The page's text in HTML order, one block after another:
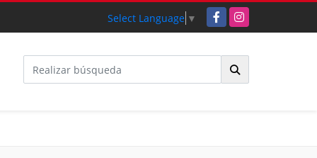
Select Language ▼ FacebookInstagram